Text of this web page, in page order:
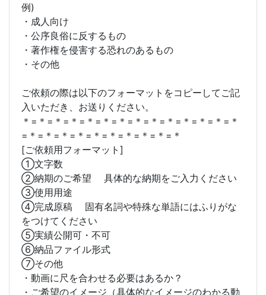
例)
・成人向け
・公序良俗に反するもの
・著作権を侵害する恐れのあるもの
・その他
ご依頼の際は以下のフォーマットをコピーしてご記
入いただき、お送りください。
＊=＊=＊=＊=＊=＊=＊=＊=＊=＊=＊=＊=＊=＊
=＊=＊=＊=＊=＊=＊=＊=＊=＊=＊
[ご依頼用フォーマット]
①文字数
②納期のご希望 具体的な納期をご入力ください
③使用用途
④完成原稿 固有名詞や特殊な単語にはふりがな
をつけてください
⑤実績公開可・不可
⑥納品ファイル形式
⑦その他
・動画に尺を合わせる必要はあるか？
・ご希望のイメージ（具体的なイメージのわかる動